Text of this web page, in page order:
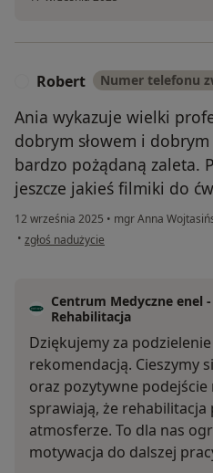
Robert Numer telefonu
Ania wykazuje wielki
dobrym słowem i
bardzo pożądaną zaleta.
jeszcze jakieś filmiki do
12 września 2025 • mgr Anna
• w opinii użytkownika Robert
zgłoś nadużycie
Centrum Medyczne enel -
Rehabilitacja
Dziękujemy za
rekomendacją. Cieszymy
oraz pozytywne
sprawiają, że
atmosferze. To dla nas
motywacja do dalszej